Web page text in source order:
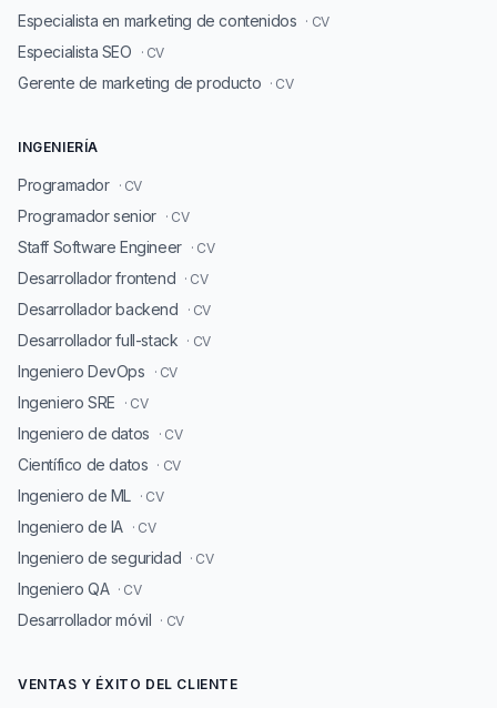
Especialista en marketing de contenidos · CV
Especialista SEO · CV
Gerente de marketing de producto · CV
INGENIERÍA
Programador · CV
Programador senior · CV
Staff Software Engineer · CV
Desarrollador frontend · CV
Desarrollador backend · CV
Desarrollador full-stack · CV
Ingeniero DevOps · CV
Ingeniero SRE · CV
Ingeniero de datos · CV
Científico de datos · CV
Ingeniero de ML · CV
Ingeniero de IA · CV
Ingeniero de seguridad · CV
Ingeniero QA · CV
Desarrollador móvil · CV
VENTAS Y ÉXITO DEL CLIENTE